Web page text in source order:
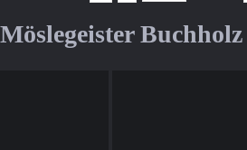
Buchholz